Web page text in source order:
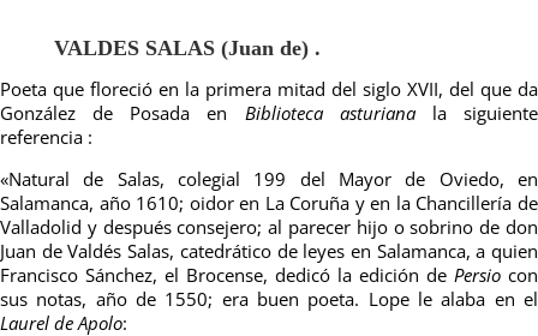
VALDES SALAS (Juan de) .
Poeta que floreció en la primera mitad del siglo XVII, del que da
González de Posada en Biblioteca asturianala siguiente
referencia :
«Natural de Salas, colegial 199 del Mayor de Oviedo, en
Salamanca, año 1610; oidor en La Coruña y en la Chancillería de
Valladolid y después consejero; al parecer hijo o sobrino de don
Juan de Valdés Salas, catedrático de leyes en Salamanca, a quien
Francisco Sánchez, el Brocense, dedicó la edición de Persio con
sus notas, año de 1550; era buen poeta. Lope le alaba en el
Laurel de Apolo: